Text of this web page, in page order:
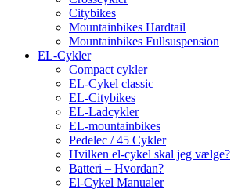
Citybikes
Mountainbikes Hardtail
Mountainbikes Fullsuspension
EL-Cykler
Compact cykler
EL-Cykel classic
EL-Citybikes
EL-Ladcykler
EL-mountainbikes
Pedelec / 45 Cykler
Hvilken el-cykel skal jeg vælge?
Batteri – Hvordan?
El-Cykel Manualer